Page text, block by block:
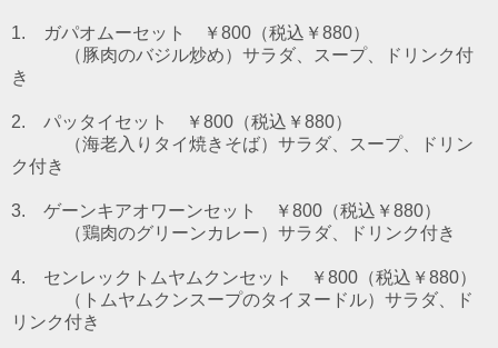
1. ガパオムーセット ￥800（税込￥880）
（豚肉のバジル炒め） サラダ、スープ、ドリンク付
き
2. パッタイセット ￥800（税込￥880）
（海老入りタイ焼きそば） サラダ、スープ、ドリン
ク付き
3. ゲーンキアオワーンセット ￥800（税込￥880）
（鶏肉のグリーンカレー） サラダ、ドリンク付き
4. センレックトムヤムクンセット ￥800（税込￥880）
（トムヤムクンスープのタイヌードル） サラダ、ド
リンク付き